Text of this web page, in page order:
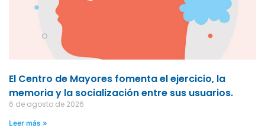
El Centro de Mayores fomenta el ejercicio, la
memoria y la socialización entre sus usuarios.
6 de agosto de 2026
Leer más »